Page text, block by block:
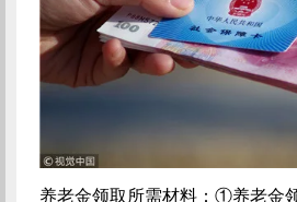
养老金领取所需材料：①养老金